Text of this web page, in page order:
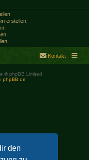
den
erstellen.
Kontakt
© phpBB Limited
phpBB.de